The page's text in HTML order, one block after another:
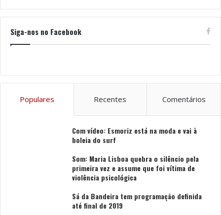
Siga-nos no Facebook
Populares Recentes Comentários
Com vídeo: Esmoriz está na moda e vai à
boleia do surf
Som: Maria Lisboa quebra o silêncio pela
primeira vez e assume que foi vítima de
violência psicológica
Sá da Bandeira tem programação definida
até final de 2019